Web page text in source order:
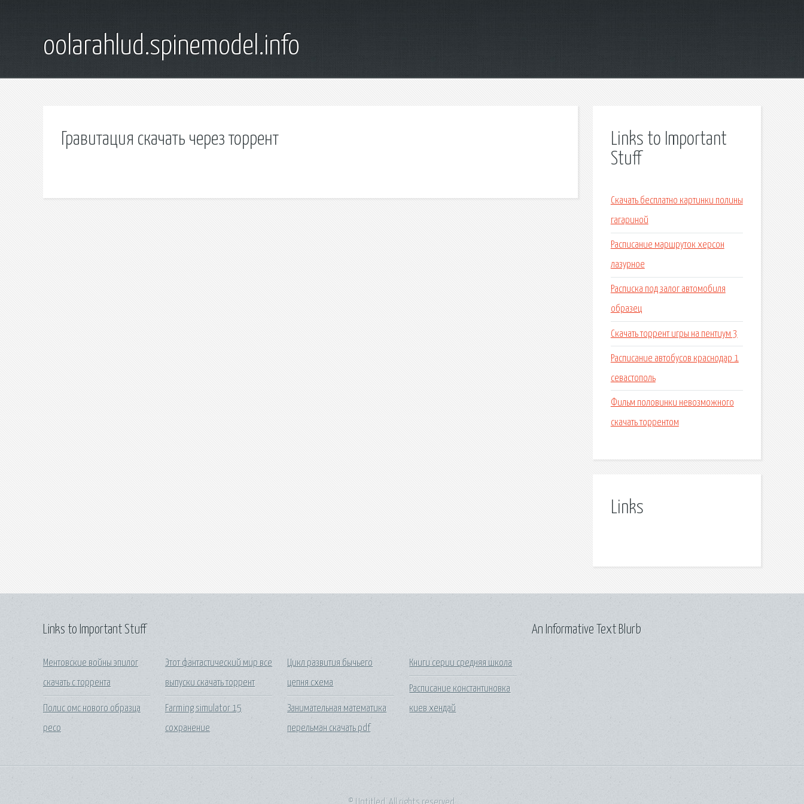
oolarahlud.spinemodel.info
Гравитация скачать через торрент
Links to Important
Stuff
Скачать бесплатно картинки полины
гагариной
Расписание маршруток херсон
лазурное
Расписка под залог автомобиля
образец
Скачать торрент игры на пентиум 3
Расписание автобусов краснодар 1
севастополь
Фильм половинки невозможного
скачать торрентом
Links
Links to Important Stuff
Ментовские войны эпилог
скачать с торрента
Полис омс нового образца
ресо
Этот фантастический мир все
выпуски скачать торрент
Farming simulator 15
сохранение
Цикл развития бычьего
цепня схема
Занимательная математика
перельман скачать pdf
Книги серии средняя школа
Расписание константиновка
киев хендай
An Informative Text Blurb